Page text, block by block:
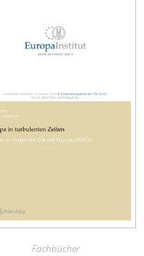
Fachbücher